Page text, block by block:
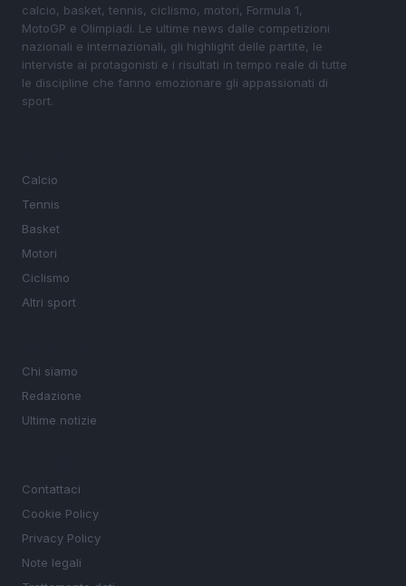
calcio, basket, tennis, ciclismo, motori, Formula 1,
MotoGP e Olimpiadi. Le ultime news dalle competizioni
nazionali e internazionali, gli highlight delle partite, le
interviste ai protagonisti e i risultati in tempo reale di tutte
le discipline che fanno emozionare gli appassionati di
sport.
Calcio
Tennis
Basket
Motori
Ciclismo
Altri sport
Chi siamo
Redazione
Ultime notizie
Contattaci
Cookie Policy
Privacy Policy
Note legali